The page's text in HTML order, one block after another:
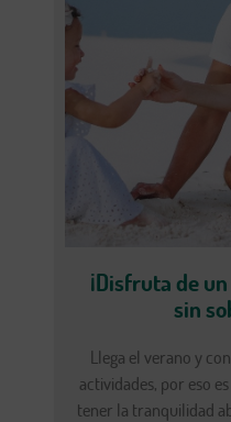
¡Disfruta de
sin
Llega el verano y
actividades, por eso
tener la tranquilidad